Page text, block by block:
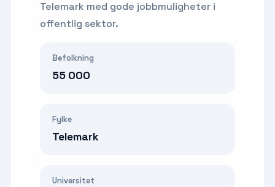
Telemark med gode jobbmuligheter i
offentlig sektor.
Befolkning
55 000
Fylke
Telemark
Universitet